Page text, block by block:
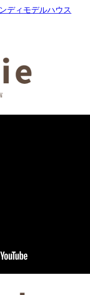
ディモデルハウス